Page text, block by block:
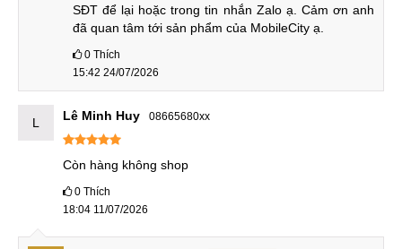
Hãy cùng so sánh iQOO Z10 Turbo Plus cũ với bản tiền
iQOO Z10 Turbo Plus cũ vs iQOO Z9 Turbo Plus
mới
Dù là máy cũ nhưng các sản phẩm iQOO Z10 Turbo Plus tại
với iQOO Z9 Turbo Plus mới, Z10 chỉ dày hơn 0,2mm và
nặng hơn 16g, bù lại Z10 sở hữu viên pin 8000mAh cho
thời gian sử dụng vô cùng lâu, vượt trội hoàn toàn so với
pin 6400mAh của thế hệ trước.
SĐT để lại hoặc trong tin nhắn Zalo ạ. Cảm ơn anh
đã quan tâm tới sản phẩm của MobileCity ạ.
0 Thích
15:42 24/07/2026
L Lê Minh Huy 08665680xx
Còn hàng không shop
0 Thích
18:04 11/07/2026